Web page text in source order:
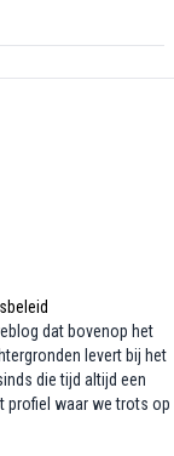
dat bovenop het
levert bij het
die tijd altijd een
profiel waar we trots op